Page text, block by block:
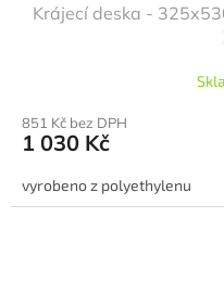
Krájecí deska -
851 Kč bez DPH
1 030 Kč
vyrobeno z polyethylenu